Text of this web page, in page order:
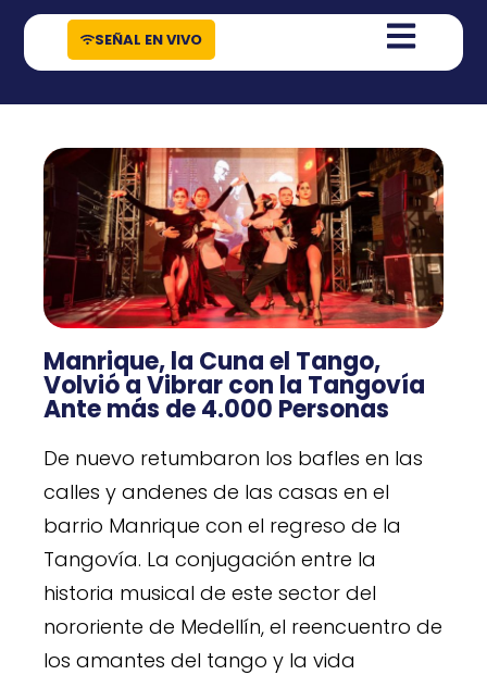
contenido
SEÑAL EN VIVO
Manrique, la Cuna el Tango,
Volvió a Vibrar con la Tangovía
Ante más de 4.000 Personas
De nuevo retumbaron los bafles en las
calles y andenes de las casas en el
barrio Manrique con el regreso de la
Tangovía. La conjugación entre la
historia musical de este sector del
nororiente de Medellín, el reencuentro de
los amantes del tango y la vida